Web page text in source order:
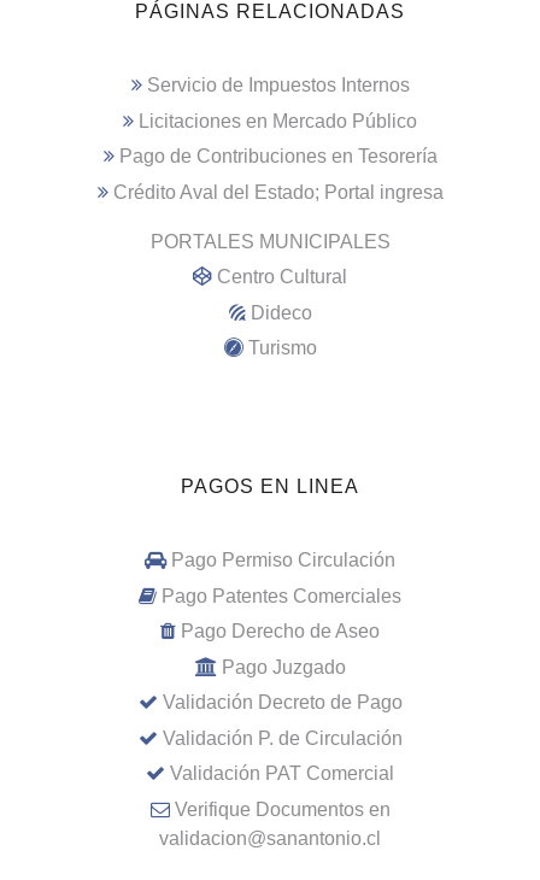
PÁGINAS RELACIONADAS
Servicio de Impuestos Internos
Licitaciones en Mercado Público
Pago de Contribuciones en Tesorería
Crédito Aval del Estado; Portal ingresa
PORTALES MUNICIPALES
Centro Cultural
Dideco
Turismo
PAGOS EN LINEA
Pago Permiso Circulación
Pago Patentes Comerciales
Pago Derecho de Aseo
Pago Juzgado
Validación Decreto de Pago
Validación P. de Circulación
Validación PAT Comercial
Verifique Documentos en
validacion@sanantonio.cl